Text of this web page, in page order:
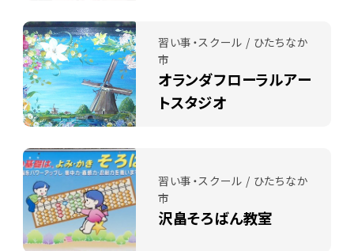
習い事・スクール / ひたちなか
市
オランダフローラルアー
トスタジオ
習い事・スクール / ひたちなか
市
沢畠そろばん教室